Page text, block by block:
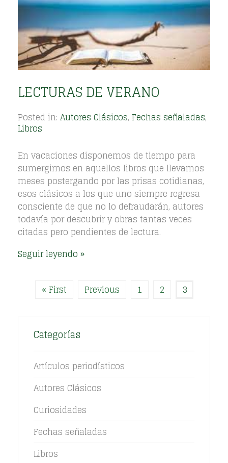
LECTURAS DE VERANO
Posted in: Autores Clásicos, Fechas señaladas,
Libros
En vacaciones disponemos de tiempo para
sumergirnos en aquellos libros que llevamos
meses postergando por las prisas cotidianas,
esos clásicos a los que uno siempre regresa
consciente de que no lo defraudarán, autores
todavía por descubrir y obras tantas veces
citadas pero pendientes de lectura.
Seguir leyendo
« First Previous 1 2 3
Categorías
Artículos periodísticos
Autores Clásicos
Curiosidades
Fechas señaladas
Libros